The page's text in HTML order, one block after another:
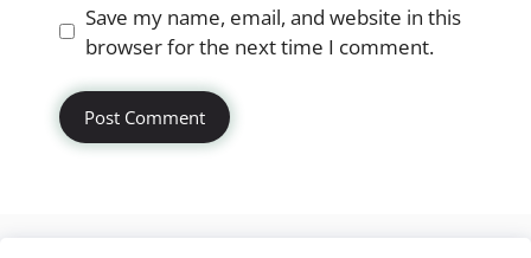
Website
Save my name, email, and website in this
browser for the next time I comment.